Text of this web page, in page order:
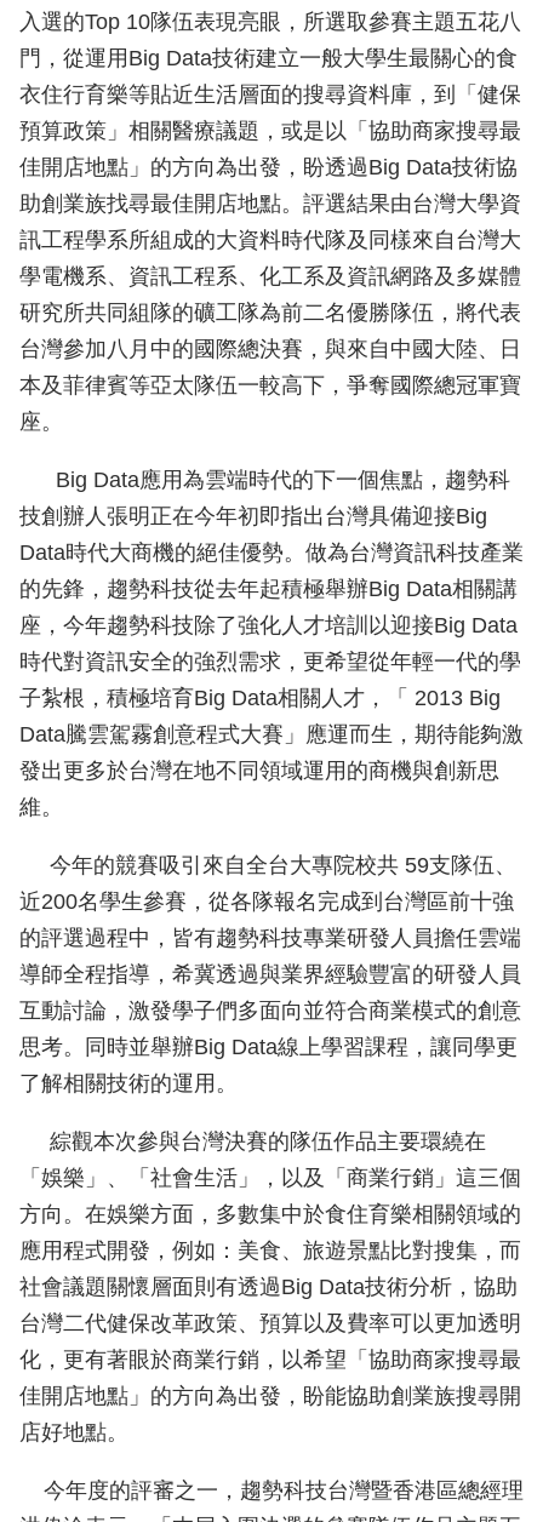
入選的Top 10隊伍表現亮眼，所選取參賽主題五花八
門，從運用Big Data技術建立一般大學生最關心的食
衣住行育樂等貼近生活層面的搜尋資料庫，到「健保
預算政策」相關醫療議題，或是以「協助商家搜尋最
佳開店地點」的方向為出發，盼透過Big Data技術協
助創業族找尋最佳開店地點。評選結果由台灣大學資
訊工程學系所組成的大資料時代隊及同樣來自台灣大
學電機系、資訊工程系、化工系及資訊網路及多媒體
研究所共同組隊的礦工隊為前二名優勝隊伍，將代表
台灣參加八月中的國際總決賽，與來自中國大陸、日
本及菲律賓等亞太隊伍一較高下，爭奪國際總冠軍寶
座。
Big Data應用為雲端時代的下一個焦點，趨勢科
技創辦人張明正在今年初即指出台灣具備迎接Big
Data時代大商機的絕佳優勢。做為台灣資訊科技產業
的先鋒，趨勢科技從去年起積極舉辦Big Data相關講
座，今年趨勢科技除了強化人才培訓以迎接Big Data
時代對資訊安全的強烈需求，更希望從年輕一代的學
子紮根，積極培育Big Data相關人才，「 2013 Big
Data騰雲駕霧創意程式大賽」應運而生，期待能夠激
發出更多於台灣在地不同領域運用的商機與創新思
維。
今年的競賽吸引來自全台大專院校共 59支隊伍、
近200名學生參賽，從各隊報名完成到台灣區前十強
的評選過程中，皆有趨勢科技專業研發人員擔任雲端
導師全程指導，希冀透過與業界經驗豐富的研發人員
互動討論，激發學子們多面向並符合商業模式的創意
思考。同時並舉辦Big Data線上學習課程，讓同學更
了解相關技術的運用。
綜觀本次參與台灣決賽的隊伍作品主要環繞在
「娛樂」、「社會生活」，以及「商業行銷」這三個
方向。在娛樂方面，多數集中於食住育樂相關領域的
應用程式開發，例如：美食、旅遊景點比對搜集，而
社會議題關懷層面則有透過Big Data技術分析，協助
台灣二代健保改革政策、預算以及費率可以更加透明
化，更有著眼於商業行銷，以希望「協助商家搜尋最
佳開店地點」的方向為出發，盼能協助創業族搜尋開
店好地點。
今年度的評審之一，趨勢科技台灣暨香港區總經理